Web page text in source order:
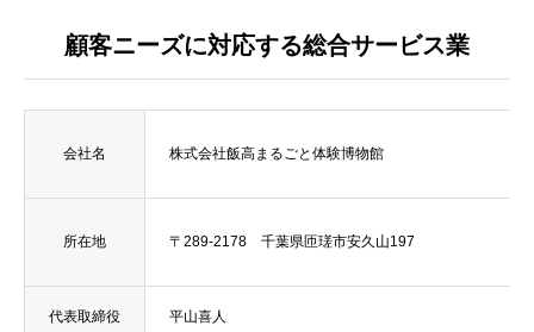
顧客ニーズに対応する総合サービス業
会社名 株式会社飯高まるごと体験博物館
所在地 〒289-2178 千葉県匝瑳市安久山197
代表取締役
平山喜人